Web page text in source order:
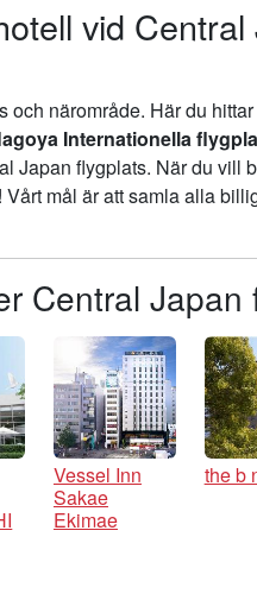
vid Central
närområde. Här du
Internationella
Japan flygplats. När du vill
mål är att samla alla
Central Japan
Vessel Inn
Sakae
Ekimae
the b